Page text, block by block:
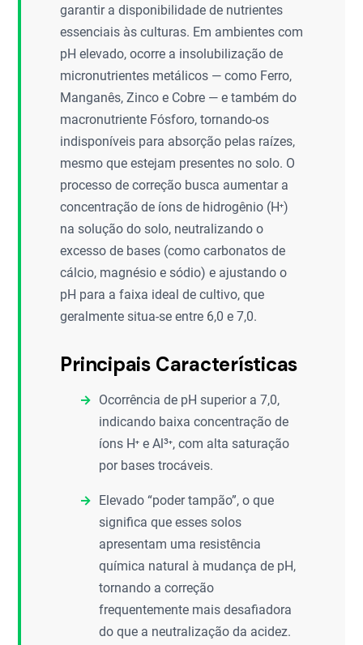
garantir a disponibilidade de nutrientes
essenciais às culturas. Em ambientes com
pH elevado, ocorre a insolubilização de
micronutrientes metálicos — como Ferro,
Manganês, Zinco e Cobre — e também do
macronutriente Fósforo, tornando-os
indisponíveis para absorção pelas raízes,
mesmo que estejam presentes no solo. O
processo de correção busca aumentar a
concentração de íons de hidrogênio (H⁺)
na solução do solo, neutralizando o
excesso de bases (como carbonatos de
cálcio, magnésio e sódio) e ajustando o
pH para a faixa ideal de cultivo, que
geralmente situa-se entre 6,0 e 7,0.
Principais Características
Ocorrência de pH superior a 7,0,
indicando baixa concentração de
íons H⁺ e Al³⁺, com alta saturação
por bases trocáveis.
Elevado “poder tampão”, o que
significa que esses solos
apresentam uma resistência
química natural à mudança de pH,
tornando a correção
frequentemente mais desafiadora
do que a neutralização da acidez.